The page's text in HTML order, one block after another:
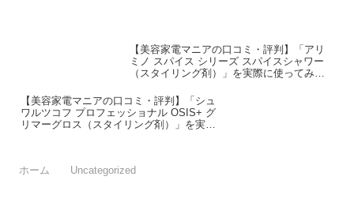
【美容家電マニアの口コミ・評判】「アリ
ミノ スパイス シリーズ スパイスシャワー
（スタイリング剤）」を実際に使ってみた
【美容家電マニアの口コミ・評判】「シュ
ワルツコフ プロフェッショナル OSIS+ グ
リマーグロス（スタイリング剤）」を実際
ホーム Uncategorized